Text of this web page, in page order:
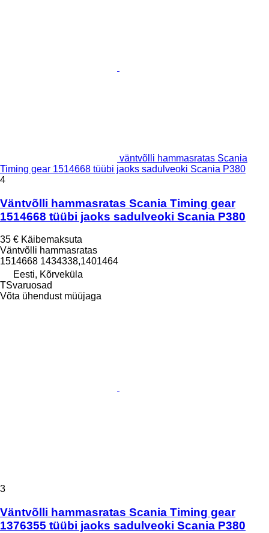
väntvõlli hammasratas Scania
Timing gear 1514668 tüübi jaoks sadulveoki Scania P380
4
Väntvõlli hammasratas Scania Timing gear
1514668 tüübi jaoks sadulveoki Scania P380
35 € Käibemaksuta
Väntvõlli hammasratas
1514668 1434338,1401464
Eesti, Kõrveküla
TSvaruosad
Võta ühendust müüjaga
3
Väntvõlli hammasratas Scania Timing gear
1376355 tüübi jaoks sadulveoki Scania P380